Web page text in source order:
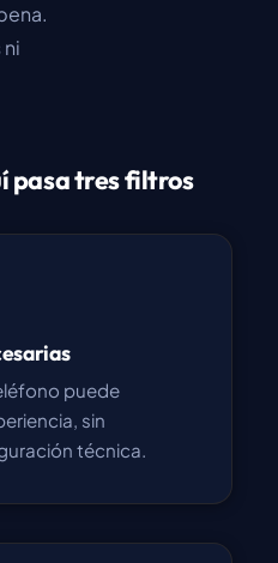
pasa tres filtros
puede
sin
técnica.